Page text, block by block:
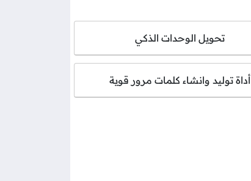
تحويل الوحدات الذكي
أداة توليد وانشاء كلمات مرور قوية